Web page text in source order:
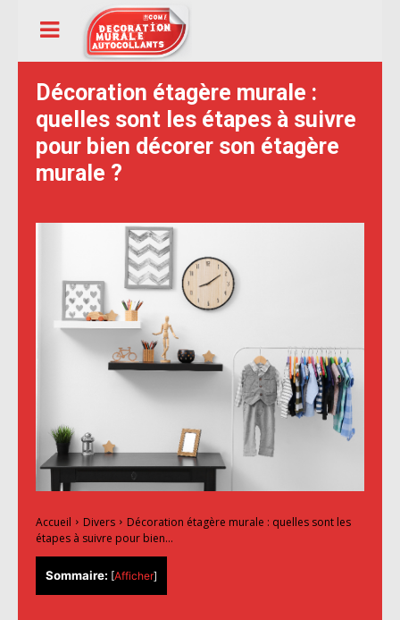
Décoration étagère murale :
quelles sont les étapes à suivre
pour bien décorer son étagère
murale ?
Accueil Divers
Décoration étagère murale : quelles sont les
étapes à suivre pour bien...
Sommaire: [Afficher]